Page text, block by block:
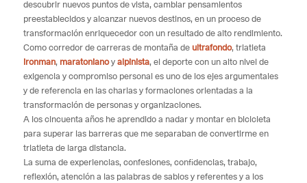
descubrir nuevos puntos de vista, cambiar pensamientos
preestablecidos y alcanzar nuevos destinos, en un proceso de
transformación enriquecedor con un resultado de alto rendimiento.
Como corredor de carreras de montaña de ultrafondo, triatleta
ironman, maratonianoyalpinista, el deporte con un alto nivel de
exigencia y compromiso personal es uno de los ejes argumentales
y de referencia en las charlas y formaciones orientadas a la
transformación de personas y organizaciones.
A los cincuenta años he aprendido a nadar y montar en bicicleta
para superar las barreras que me separaban de convertirme en
triatleta de larga distancia.
La suma de experiencias, confesiones, confidencias, trabajo,
reflexión, atención a las palabras de sabios y referentes y a los